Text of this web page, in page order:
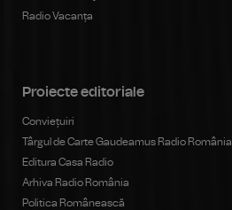
Radio Vacanța
Proiecte editoriale
Conviețuiri
Târgul de Carte Gaudeamus Radio România
Editura Casa Radio
Arhiva Radio România
Politica Românească